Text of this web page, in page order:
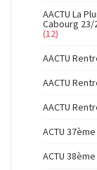
AACTU La
Cabourg
(12)
AACTU
AACTU
AACTU
ACTU 37ème
ACTU 38ème